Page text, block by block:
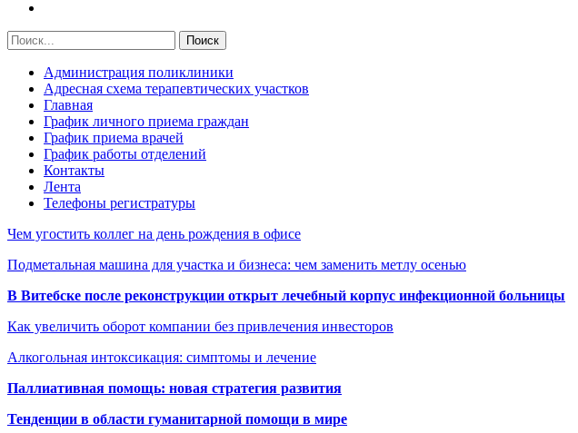
Администрация поликлиники
Адресная схема терапевтических участков
Главная
График личного приема граждан
График приема врачей
График работы отделений
Контакты
Лента
Телефоны регистратуры
Чем угостить коллег на день рождения в офисе
Подметальная машина для участка и бизнеса: чем заменить метлу осенью
В Витебске после реконструкции открыт лечебный корпус инфекционной больницы
Как увеличить оборот компании без привлечения инвесторов
Алкогольная интоксикация: симптомы и лечение
Паллиативная помощь: новая стратегия развития
Тенденции в области гуманитарной помощи в мире